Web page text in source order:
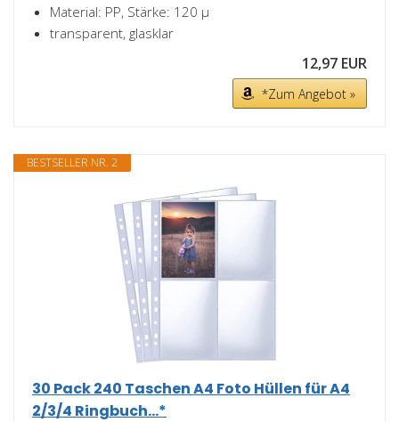
Material: PP, Stärke: 120 µ
transparent, glasklar
12,97 EUR
*Zum Angebot »
BESTSELLER NR. 2
30 Pack 240 Taschen A4 Foto Hüllen für A4
2/3/4 Ringbuch...*